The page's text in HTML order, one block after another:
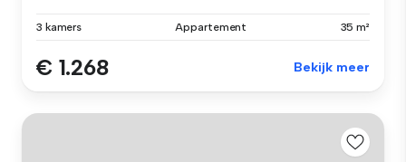
3 kamers Appartement 35 m²
€ 1.268 Bekijk meer